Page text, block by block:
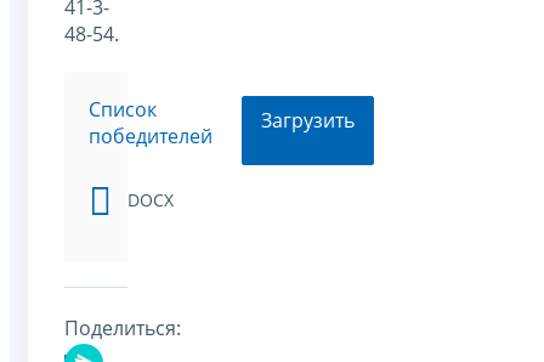
41-3-
48-54.
Список
победителей
DOCX
Загрузить
Поделиться: